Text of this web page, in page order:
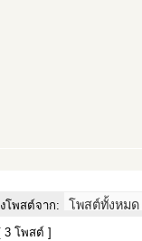
โพสต์จาก:
[ 3 โพสต์ ]